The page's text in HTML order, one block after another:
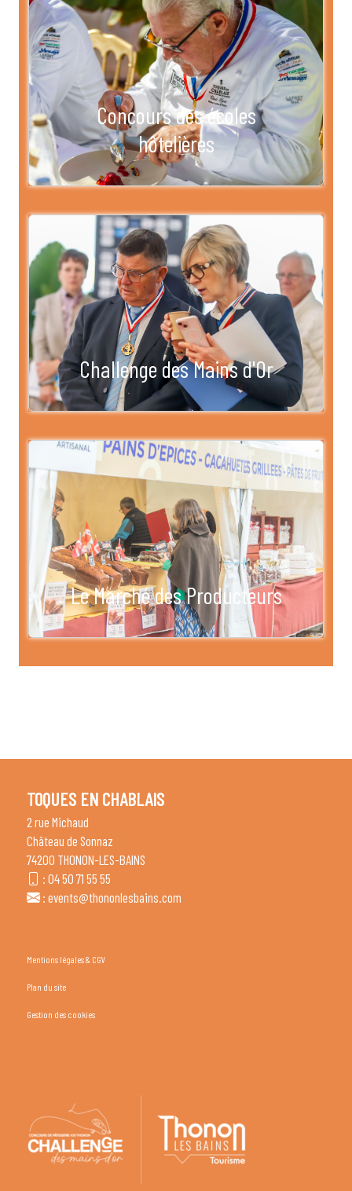
Concours des écoles
hôtelières
Challenge des Mains d'Or
Le Marché des Producteurs
TOQUES EN CHABLAIS
2 rue Michaud
Château de Sonnaz
74200 THONON-LES-BAINS
: 04 50 71 55 55
: events@thononlesbains.com
Mentions légales & CGV
Plan du site
Gestion des cookies